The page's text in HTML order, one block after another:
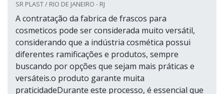
SR PLAST / RIO DE JANEIRO - RJ
A contratação da fabrica de frascos para
cosmeticos pode ser considerada muito versátil,
considerando que a indústria cosmética possui
diferentes ramificações e produtos, sempre
buscando por opções que sejam mais práticas e
versáteis.o produto garante muita
praticidadeDurante este processo, é essencial que